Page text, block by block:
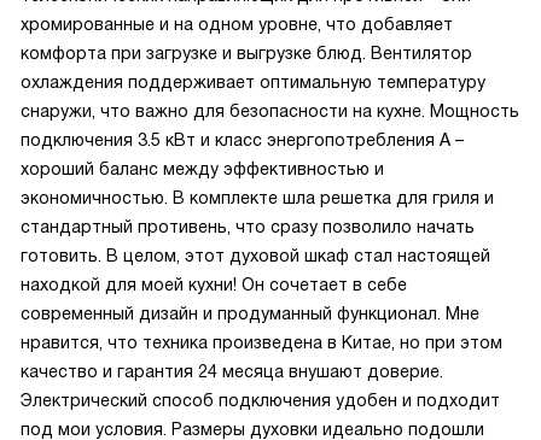
хромированные и на одном уровне, что добавляет
комфорта при загрузке и выгрузке блюд. Вентилятор
охлаждения поддерживает оптимальную температуру
снаружи, что важно для безопасности на кухне. Мощность
подключения 3.5 кВт и класс энергопотребления А –
хороший баланс между эффективностью и
экономичностью. В комплекте шла решетка для гриля и
стандартный противень, что сразу позволило начать
готовить. В целом, этот духовой шкаф стал настоящей
находкой для моей кухни! Он сочетает в себе
современный дизайн и продуманный функционал. Мне
нравится, что техника произведена в Китае, но при этом
качество и гарантия 24 месяца внушают доверие.
Электрический способ подключения удобен и подходит
под мои условия. Размеры духовки идеально подошли